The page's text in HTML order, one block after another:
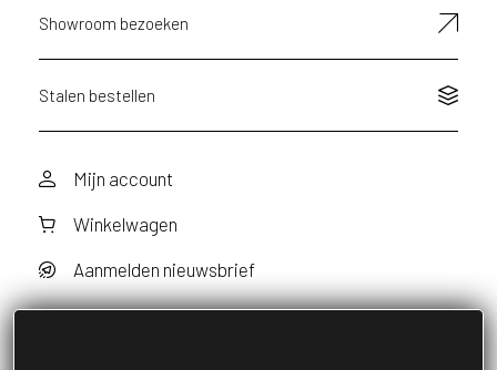
Showroom bezoeken
Stalen bestellen
Mijn account
Winkelwagen
Aanmelden nieuwsbrief